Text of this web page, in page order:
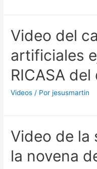
Video del
artificiales
RICASA del
Videos / Porjesusmartin
Video de la
la novena